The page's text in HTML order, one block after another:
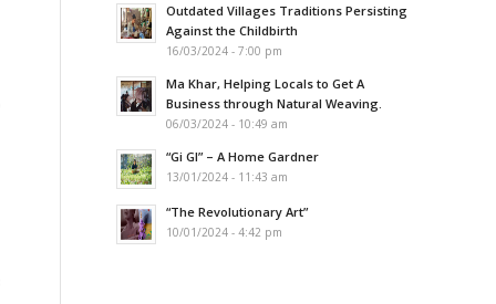
Outdated Villages Traditions Persisting
Against the Childbirth
16/03/2024 - 7:00 pm
Ma Khar, Helping Locals to Get A
Business through Natural Weaving.
06/03/2024 - 10:49 am
“Gi GI” – A Home Gardner
13/01/2024 - 11:43 am
“The Revolutionary Art”
10/01/2024 - 4:42 pm